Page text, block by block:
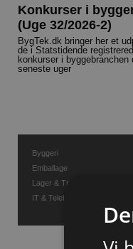
Konkurser i
(Uge 32/2026-2)
BygTek.dk bringer her et
de i Statstidende
konkurser i byggebranchen
seneste uger
Byggeri
Emballage
Lager & Transport
IT & Telekommunikation